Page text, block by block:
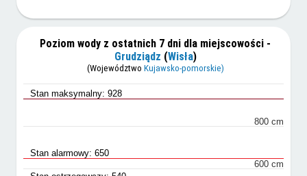
Poziom wody z ostatnich 7 dni dla miejscowości -
Grudziądz (Wisła)
(Województwo Kujawsko-pomorskie)
Stan alarmowy: 650
Stan maksymalny: 928
600 cm
800 cm